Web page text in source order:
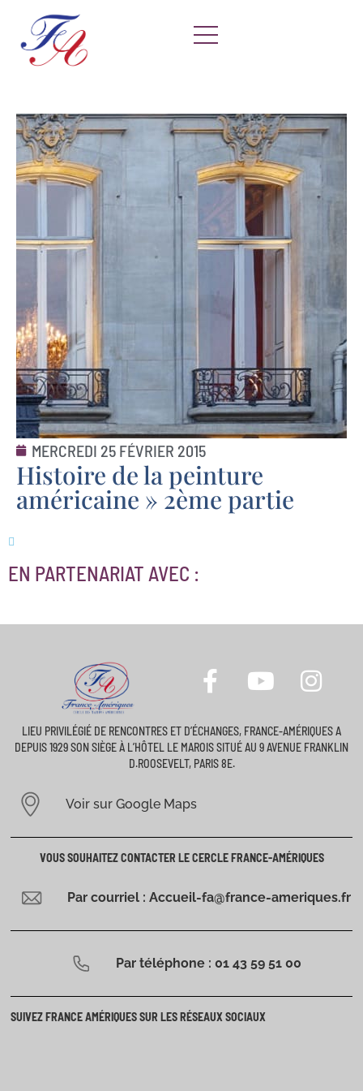
MERCREDI 25 FÉVRIER 2015
Histoire de la peinture
américaine » 2ème partie
EN PARTENARIAT AVEC :
LIEU PRIVILÉGIÉ DE RENCONTRES ET D’ÉCHANGES, FRANCE-AMÉRIQUES A
DEPUIS 1929 SON SIÈGE À L’HÔTEL LE MAROIS SITUÉ AU 9 AVENUE FRANKLIN
D.ROOSEVELT, PARIS 8E.
Voir sur Google Maps
VOUS SOUHAITEZ CONTACTER LE CERCLE FRANCE-AMÉRIQUES
Par courriel : Accueil-fa@france-ameriques.fr
Par téléphone : 01 43 59 51 00
SUIVEZ FRANCE AMÉRIQUES SUR LES RÉSEAUX SOCIAUX